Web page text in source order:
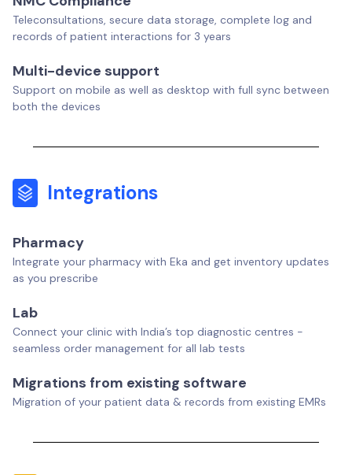
Teleconsultations, secure data storage, complete log and
records of patient interactions for 3 years
Multi-device support
Support on mobile as well as desktop with full sync between
both the devices
Integrations
Pharmacy
Integrate your pharmacy with Eka and get inventory updates
as you prescribe
Lab
Connect your clinic with India’s top diagnostic centres -
seamless order management for all lab tests
Migrations from existing software
Migration of your patient data & records from existing EMRs